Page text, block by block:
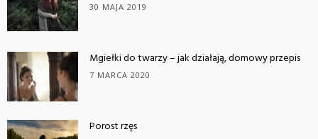
30 MAJA 2019
Mgiełki do twarzy – jak działają, domowy przepis
7 MARCA 2020
Porost rzęs